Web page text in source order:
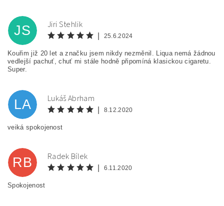
JS Jiri Stehlik
25.6.2024
Kouřim již 20 let a značku jsem nikdy nezměnil. Liqua nemá žádnou
vedlejší pachuť, chuť mi stále hodně připomíná klasickou cigaretu.
Super.
LA Lukáš Abrham
8.12.2020
veiká spokojenost
RB Radek Bílek
6.11.2020
Spokojenost